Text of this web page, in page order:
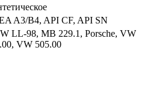
A3/B4, API CF, API SN
LL-98, MB 229.1, Porsche, VW
VW 505.00